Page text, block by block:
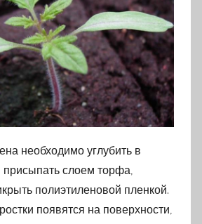
необходимо углубить в
слоем торфа,
полиэтиленовой пленкой.
появятся на поверхности,